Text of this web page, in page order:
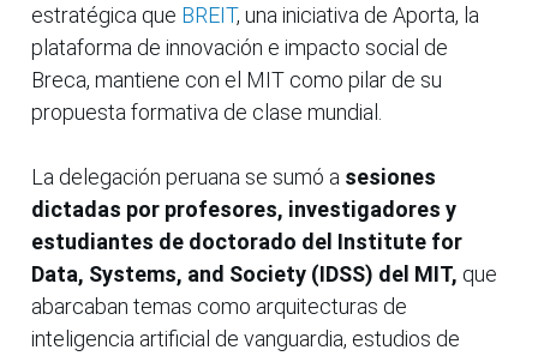
estratégica que BREIT, una iniciativa de Aporta, la
plataforma de innovación e impacto social de
Breca, mantiene con el MIT como pilar de su
propuesta formativa de clase mundial.
La delegación peruana se sumó a sesiones
dictadas por profesores, investigadores y
estudiantes de doctorado del Institute for
Data, Systems, and Society (IDSS) del MIT, que
abarcaban temas como arquitecturas de
inteligencia artificial de vanguardia, estudios de